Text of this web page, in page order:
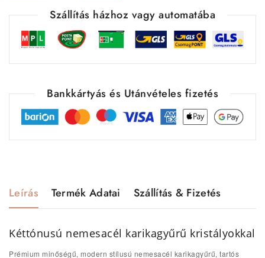
Szállítás házhoz vagy automatába
Bankkártyás és Utánvételes fizetés
Leírás Termék Adatai Szállítás & Fizetés
Kéttónusú nemesacél karikagyűrű kristályokkal
Prémium minőségű, modern stílusú nemesacél karikagyűrű, tartós